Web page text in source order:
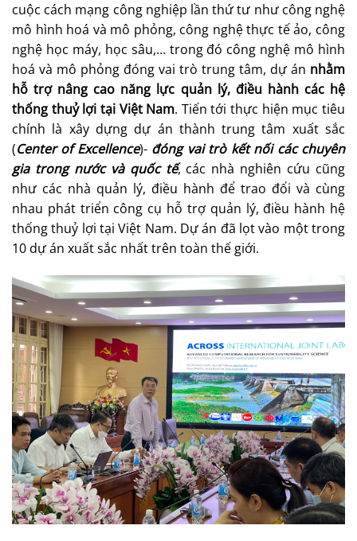
cuộc cách mạng công nghiệp lần thứ tư như công nghệ
mô hình hoá và mô phỏng, công nghệ thực tế ảo, công
nghệ học máy, học sâu,… trong đó công nghệ mô hình
hoá và mô phỏng đóng vai trò trung tâm, dự án nhằm
hỗ trợ nâng cao năng lực quản lý, điều hành các hệ
thống thuỷ lợi tại Việt Nam. Tiến tới thực hiện mục tiêu
chính là xây dựng dự án thành trung tâm xuất sắc
(Center of Excellence)- đóng vai trò kết nối các chuyên
gia trong nước và quốc tế, các nhà nghiên cứu cũng
như các nhà quản lý, điều hành để trao đổi và cùng
nhau phát triển công cụ hỗ trợ quản lý, điều hành hệ
thống thuỷ lợi tại Việt Nam. Dự án đã lọt vào một trong
10 dự án xuất sắc nhất trên toàn thế giới.